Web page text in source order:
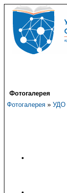
Фотогалерея
Фотогалерея » УДО